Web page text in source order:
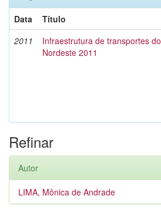
Data
Título
2011
Infraestrutura de transportes do
Nordeste 2011
Refinar
Autor
LIMA, Mônica de Andrade